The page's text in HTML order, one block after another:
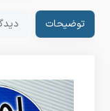
توضیحات